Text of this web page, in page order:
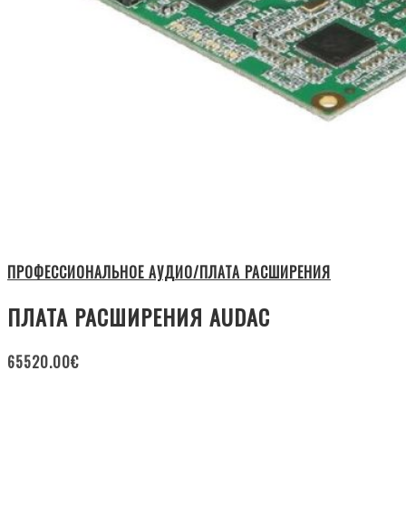
ПРОФЕССИОНАЛЬНОЕ АУДИО/ПЛАТА РАСШИРЕНИЯ
ПЛАТА РАСШИРЕНИЯ AUDAC
65520.00€